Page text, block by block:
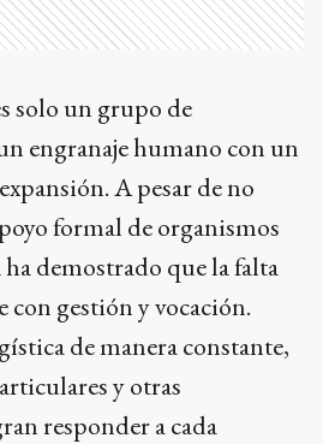
solo un grupo de
engranaje humano con un
A pesar de no
formal de organismos
demostrado que la falta
con gestión y vocación.
de manera constante,
y otras
responder a cada